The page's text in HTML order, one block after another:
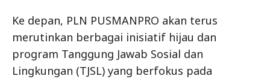
Ke depan, PLN PUSMANPRO akan terus
merutinkan berbagai inisiatif hijau dan
program Tanggung Jawab Sosial dan
Lingkungan (TJSL) yang berfokus pada